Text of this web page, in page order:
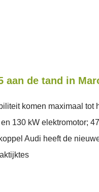
aan de tand in
komen maximaal tot
130 kW elektromotor;
Audi heeft de